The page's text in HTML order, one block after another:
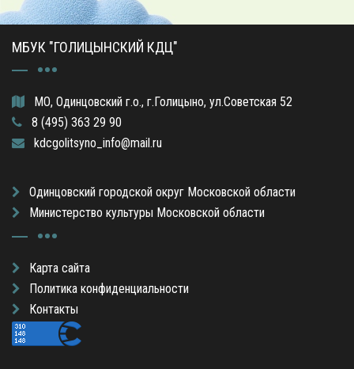
МБУК "ГОЛИЦЫНСКИЙ КДЦ"
МО, Одинцовский г.о., г.Голицыно, ул.Советская 52
8 (495) 363 29 90
kdcgolitsyno_info@mail.ru
Одинцовский городской округ Московской области
Министерство культуры Московской области
Карта сайта
Политика конфиденциальности
Контакты